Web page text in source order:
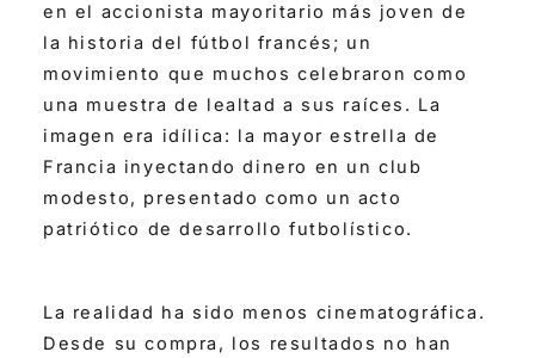
en el accionista mayoritario más joven de
la historia del fútbol francés; un
movimiento que muchos celebraron como
una muestra de lealtad a sus raíces. La
imagen era idílica: la mayor estrella de
Francia inyectando dinero en un club
modesto, presentado como un acto
patriótico de desarrollo futbolístico.
La realidad ha sido menos cinematográfica.
Desde su compra, los resultados no han